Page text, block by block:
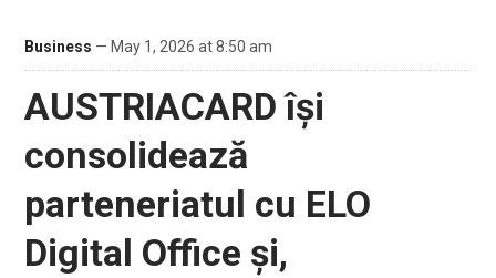
Business — May 1, 2026 at 8:50 am
AUSTRIACARD își
consolidează
parteneriatul cu ELO
Digital Office și,